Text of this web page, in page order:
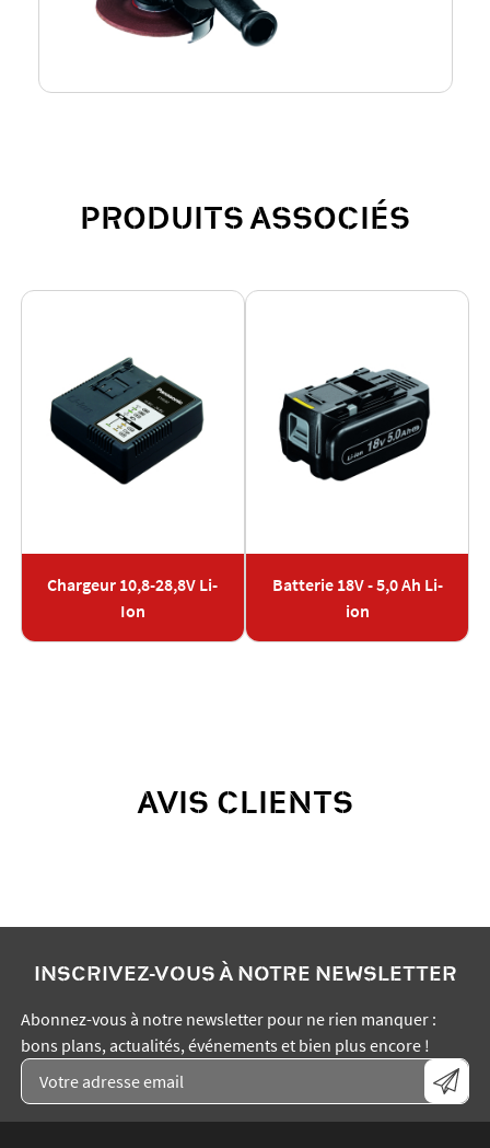
PRODUITS ASSOCIÉS
Chargeur 10,8-28,8V Li-
Ion
Batterie 18V - 5,0 Ah Li-
ion
AVIS CLIENTS
INSCRIVEZ-VOUS À NOTRE NEWSLETTER
Abonnez-vous à notre newsletter pour ne rien manquer :
bons plans, actualités, événements et bien plus encore !